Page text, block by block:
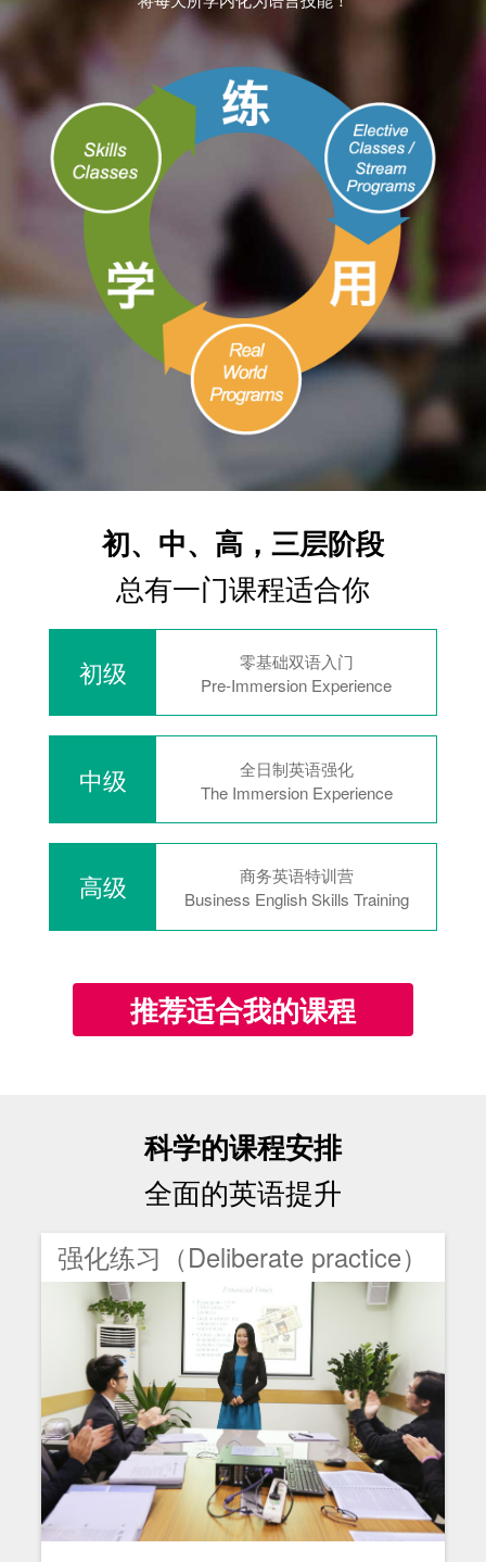
初、中、高，三层阶段
总有一门课程适合你
初级
零基础双语入门
Pre-Immersion Experience
中级
全日制英语强化
The Immersion Experience
高级
商务英语特训营
Business English Skills Training
推荐适合我的课程
科学的课程安排
全面的英语提升
强化练习（Deliberate practice）